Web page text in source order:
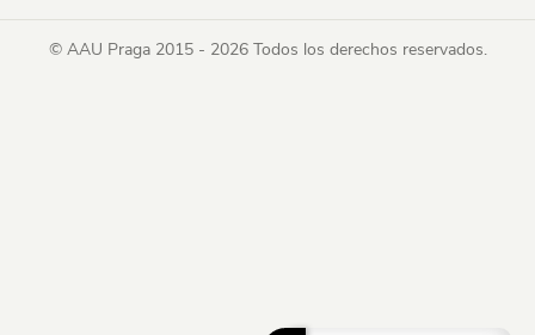
© AAU Praga 2015 - 2026 Todos los derechos reservados.